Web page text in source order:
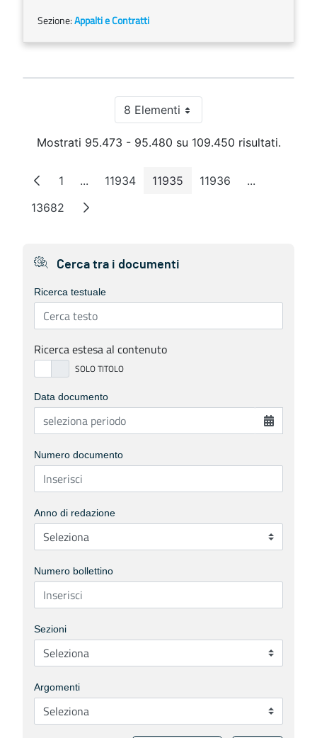
Sezione:Appalti e Contratti
8 ElementiPer pagina
Mostrati 95.473 - 95.480 su 109.450 risultati.
Pagina
1 ...Pagine intermedie
Pagina
11934 Pagina
11935 Pagina
11936 ...Pagine
Pagina
13682
Cerca tra i documenti
Ricerca testuale
Ricerca estesa al contenuto
Data documento
Numero documento
Anno di redazione
Numero bollettino
Sezioni
Argomenti